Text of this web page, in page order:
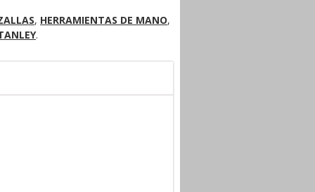
, HERRAMIENTAS DE MANO,
.